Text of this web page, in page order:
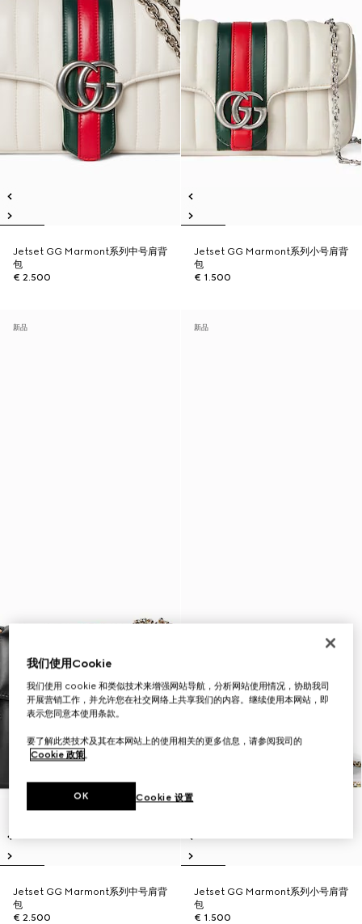
Jetset GG Marmont系列中号肩背
包
€ 2.500
Jetset GG Marmont系列小号肩背
包
€ 1.500
新品
Jetset GG Marmont系列中号肩背
包
€ 2.500
新品
Jetset GG Marmont系列小号肩背
包
€ 1.500
我们使用Cookie
我们使用 cookie 和类似技术来增强网站导航，分析网站使用情况，协助我司
开展营销工作，并允许您在社交网络上共享我们的内容。继续使用本网站，即
表示您同意本使用条款。
要了解此类技术及其在本网站上的使用相关的更多信息，请参阅我司的
Cookie 政策。
Cookie 设置
OK